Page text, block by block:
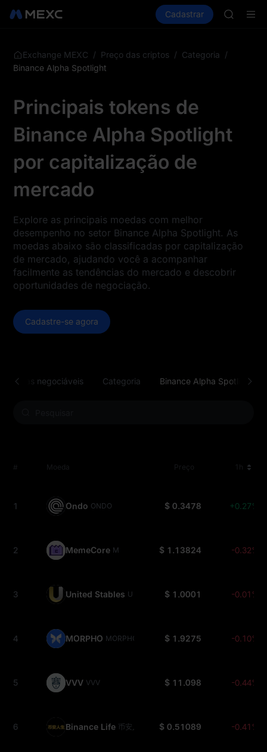
Mercados Spot Futuros
Cadastrar
AAOI
Exchange MEXC / Preço das criptos / Categoria /
Binance Alpha Spotlight
Principais tokens de
Binance Alpha Spotlight
por capitalização de
mercado
Explore as principais moedas com melhor
desempenho no setor Binance Alpha Spotlight. As
moedas abaixo são classificadas por capitalização
de mercado, ajudando você a acompanhar
facilmente as tendências do mercado e descobrir
oportunidades de negociação.
Cadastre-se agora
negociáveis Categoria Binance Alpha Spotlight
# Moeda Preço 1h
1 Ondo ONDO $ 0.3478 +0.27%
2 MemeCore M $ 1.13824 -0.32%
3 United Stables U $ 1.0001 -0.01%
4 MORPHO MORPHO $ 1.9275 -0.10%
5 VVV VVV $ 11.098 -0.44%
6 Binance Life 币安人生 $ 0.51089 -0.41%